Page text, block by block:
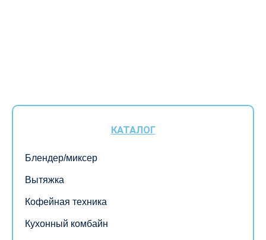
КАТАЛОГ
Блендер/миксер
Вытяжка
Кофейная техника
Кухонный комбайн